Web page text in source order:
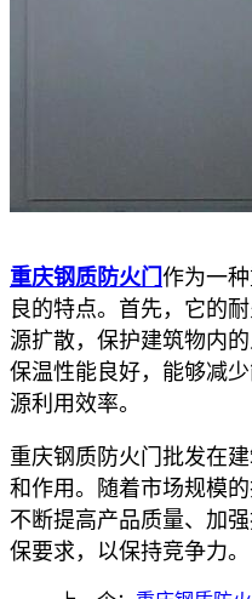
重庆钢质防火门作为一
良的特点。首先，它的
源扩散，保护建筑物内
保温性能良好，能够减
源利用效率。
重庆钢质防火门批发在
和作用。随着市场规模
不断提高产品质量、加
保要求，以保持竞争力。